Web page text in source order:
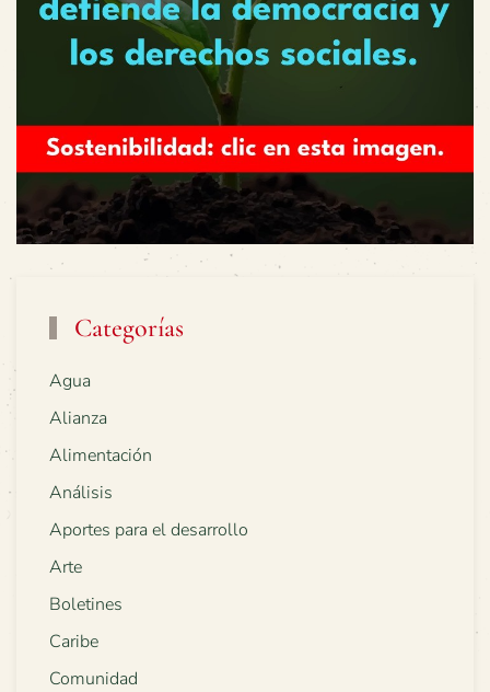
Categorías
Agua
Alianza
Alimentación
Análisis
Aportes para el desarrollo
Arte
Boletines
Caribe
Comunidad